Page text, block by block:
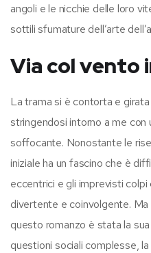
angoli e le nicchie delle loro
sottili sfumature dell’arte
Via col vento
La trama si è contorta e
stringendosi intorno a me con
soffocante. Nonostante le
iniziale ha un fascino che è
eccentrici e gli imprevisti
divertente e coinvolgente.
questo romanzo è stata la
questioni sociali complesse,